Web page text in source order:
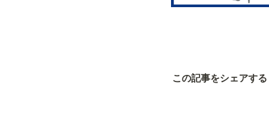
この記事をシェアする